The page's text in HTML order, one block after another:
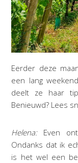
Eerder deze
een lang
deelt ze haar
Benieuwd? Lees
Helena:Even
Ondanks dat ik
is het wel een